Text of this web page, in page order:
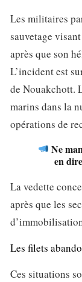
Les militaires
sauvetage
après que son
L’incident est
de Nouakchott.
marins dans la
opérations de
Ne
en
La vedette
après que les
Les filets
Ces situations